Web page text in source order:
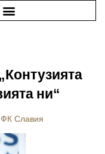
ни“
Славия